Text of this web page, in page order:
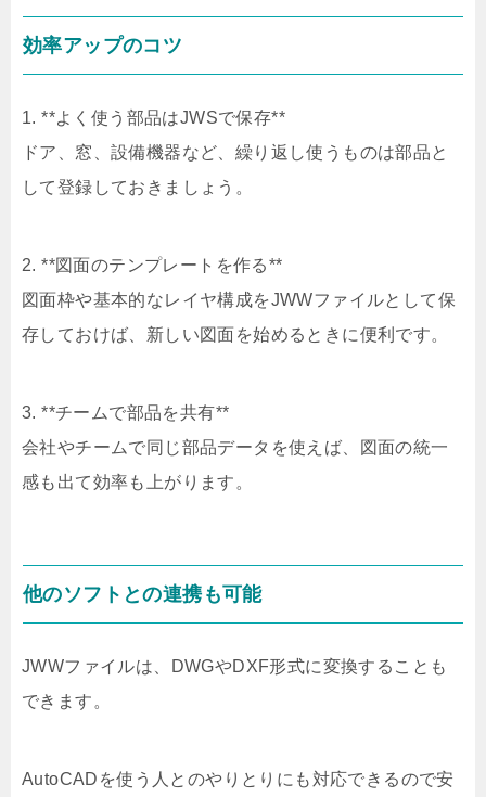
効率アップのコツ
1. **よく使う部品はJWSで保存**
ドア、窓、設備機器など、繰り返し使うものは部品と
して登録しておきましょう。
2. **図面のテンプレートを作る**
図面枠や基本的なレイヤ構成をJWWファイルとして保
存しておけば、新しい図面を始めるときに便利です。
3. **チームで部品を共有**
会社やチームで同じ部品データを使えば、図面の統一
感も出て効率も上がります。
他のソフトとの連携も可能
JWWファイルは、DWGやDXF形式に変換することも
できます。
AutoCADを使う人とのやりとりにも対応できるので安